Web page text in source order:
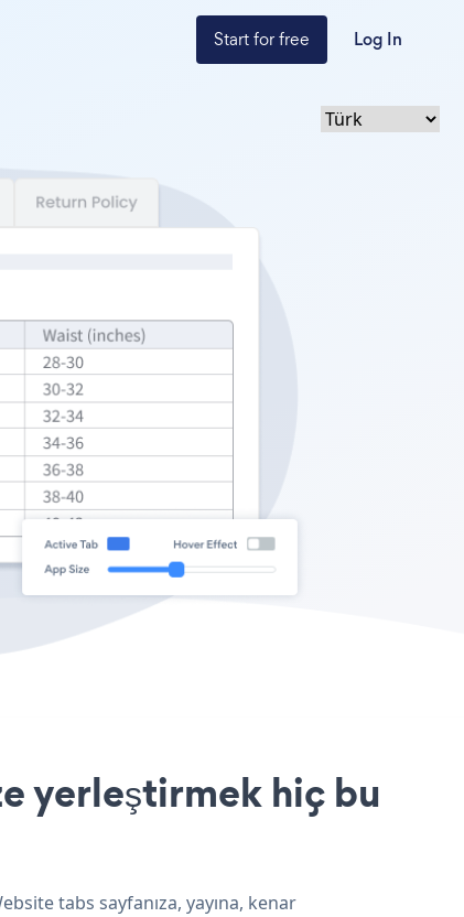
Start for free Log In
yerleştirmek hiç bu
tabs sayfanıza, yayına, kenar